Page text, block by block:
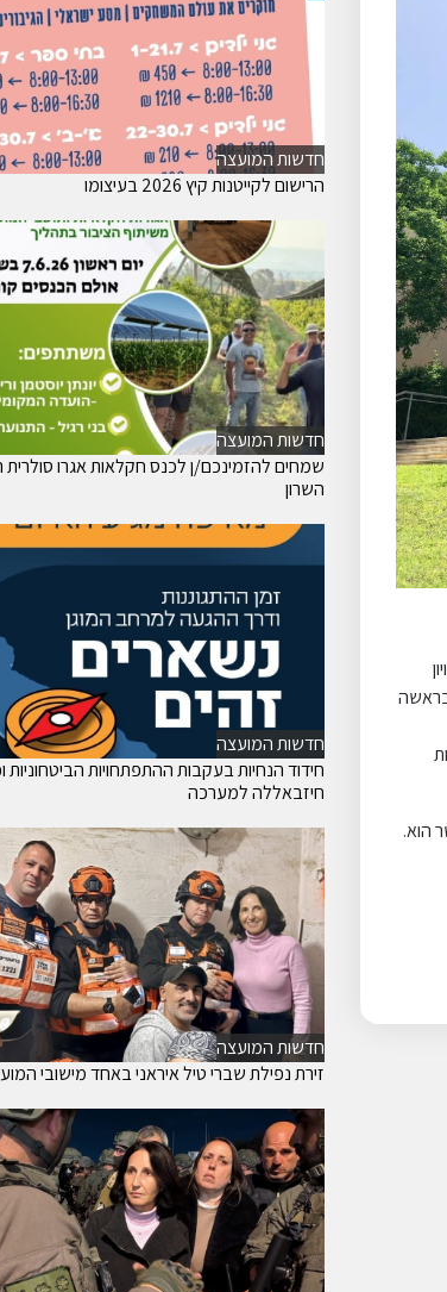
בראשה
הוא.
חדשות המועצה
הרישום לקייטנות קיץ 2026 בעיצומו
חדשות המועצה
שמחים להזמינכם/ן לכנס חקלאות אגרו סולרית
השרון
חדשות המועצה
חידוד הנחיות בעקבות ההתפתחויות הביטחוניות
חיזבאללה למערכה
חדשות המועצה
זירת נפילת שברי טיל איראני באחד מישובי